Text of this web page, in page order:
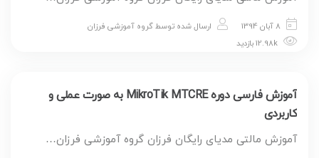
8 آبان 1394 ارسال شده توسطگروه آموزشی فرزان
آموزش فارسی دوره MikroTik MTCRE به صورت عملی و
کاربردی
آموزش مالتی مدیای رایگان فرزان گروه آموزشی فرزان…